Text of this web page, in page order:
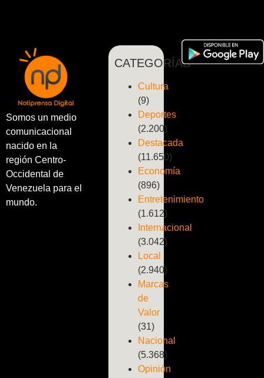
Somos un medio
comunicacional
nacido en la
región Centro-
Occidental de
Venezuela para el
mundo.
CATEGORÍAS
Cultura
(9)
Deportes
(2.200)
Destacada
(11.650)
Economía
(896)
Entretenimiento
(1.612)
Internacional
(3.042)
Local
(2.940)
Marcas
de
Valor
(31)
Nacional
(5.368)
Opinión